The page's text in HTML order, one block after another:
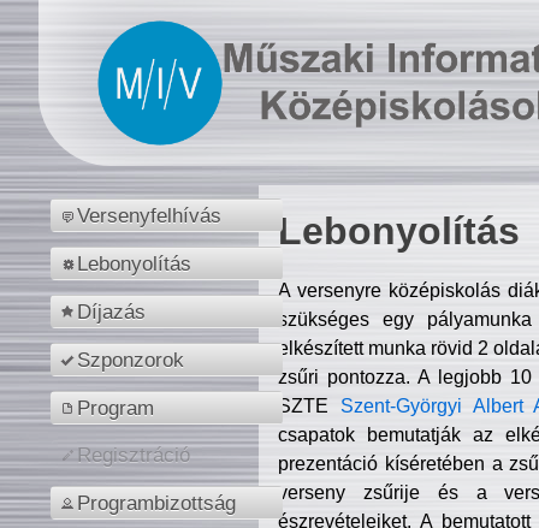
Versenyfelhívás
Lebonyolítás
Díjazás
Szponzorok
Program
Regisztráció
Programbizottság
Lebonyolítás
A versenyre középiskolás
szükséges egy
elkészített munka rövid 2
zsűri pontozza. A legjobb
SZTE Szent-Györgyi Albert
csapatok bemutatják az
prezentáció kíséretében a
verseny zsűrije és a
észrevételeiket. A